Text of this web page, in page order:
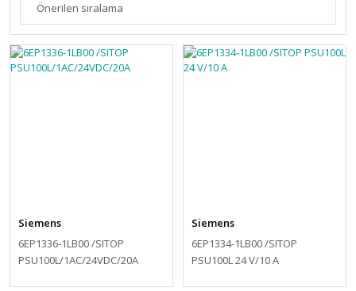
Siemens
6EP1336-1LB00 /SITOP
PSU100L/1AC/24VDC/20A
Siemens
6EP1334-1LB00 /SITOP
PSU100L 24 V/10 A